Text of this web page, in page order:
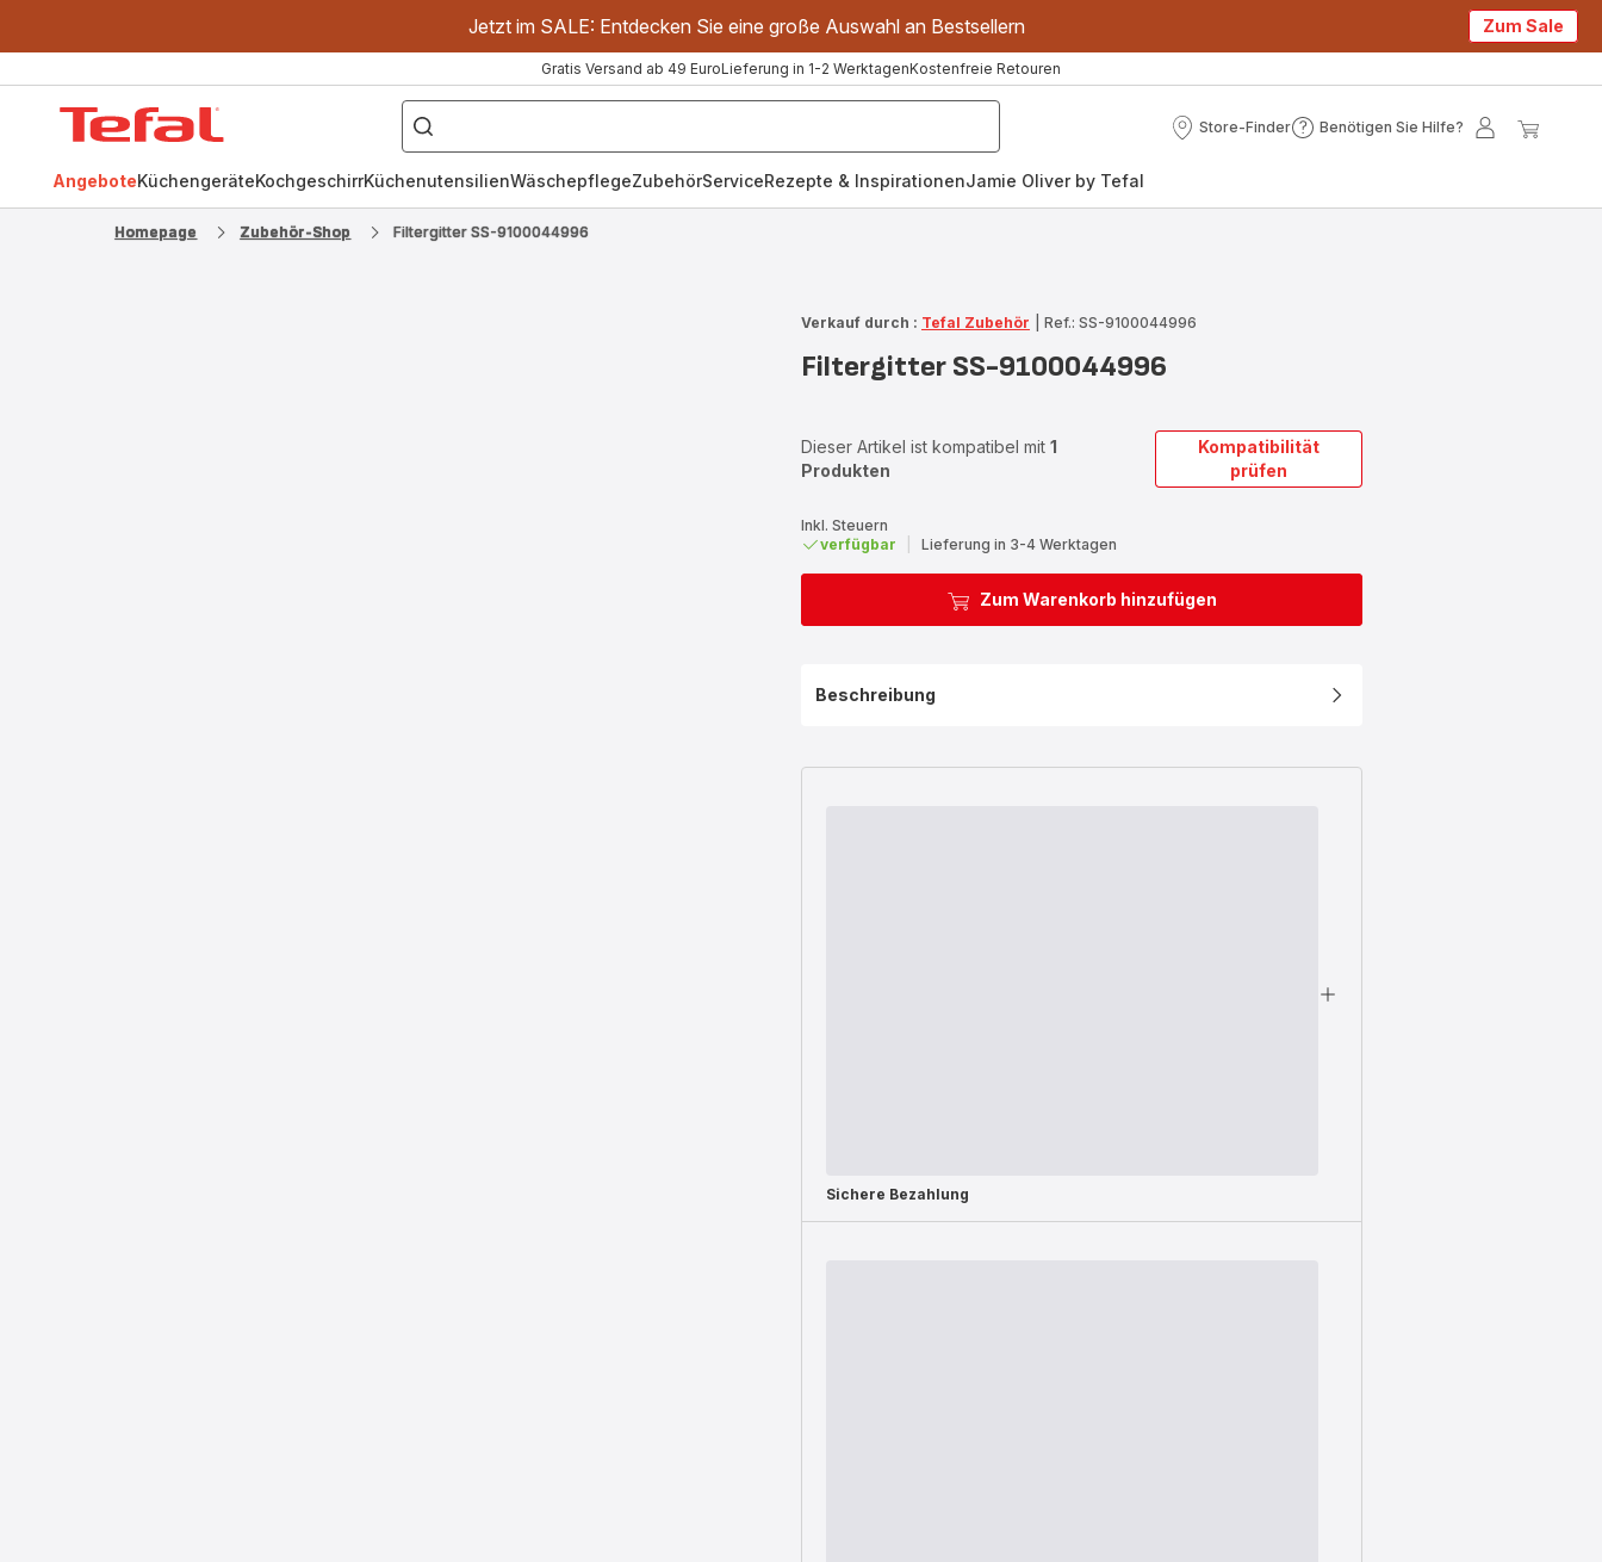
Jetzt im SALE: Entdecken Sie eine große Auswahl an Bestsellern Zum Sale
Gratis Versand ab 49 EuroLieferung in 1-2 WerktagenKostenfreie Retouren
["OptiGrill","Easy
Fry","Pfanne"]
Store-Finder
Store-
Benötigen Sie Hilfe?
Benötigen
Mein
AngeboteKüchengeräteKochgeschirrKüchenutensilienWäschepflegeZubehörServiceRezepte & InspirationenJamie Oliver by Tefal
Homepage Zubehör-Shop Filtergitter SS-9100044996
Verkauf durch : Tefal Zubehör Ref.: SS-9100044996
Filtergitter SS-9100044996
Dieser Artikel ist kompatibel mit 1
Produkten
Kompatibilität
prüfen
Inkl. Steuern
verfügbar
Lieferung in 3-4 Werktagen
Zum Warenkorb hinzufügen
Beschreibung
Sichere Bezahlung